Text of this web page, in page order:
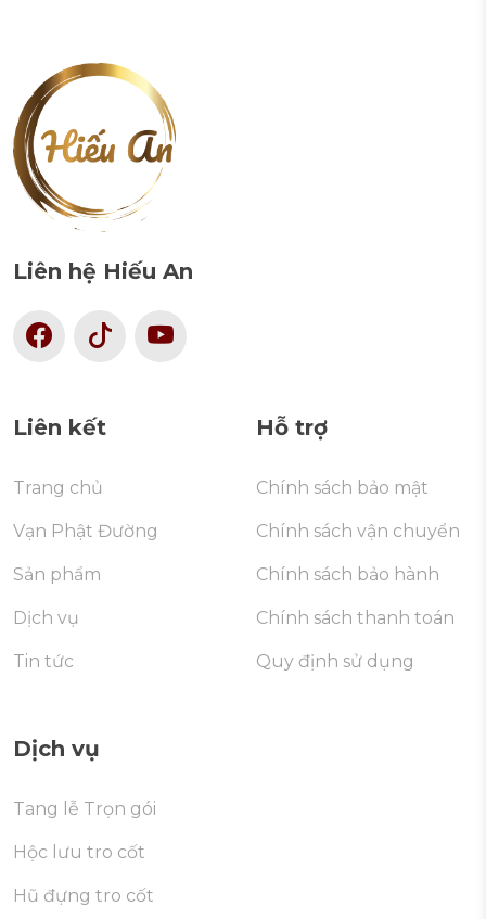
Liên hệ Hiếu An
Liên kết
Trang chủ
Vạn Phật Đường
Sản phẩm
Dịch vụ
Tin tức
Hỗ trợ
Chính sách bảo mật
Chính sách vận chuyển
Chính sách bảo hành
Chính sách thanh toán
Quy định sử dụng
Dịch vụ
Tang lễ Trọn gói
Hộc lưu tro cốt
Hũ đựng tro cốt